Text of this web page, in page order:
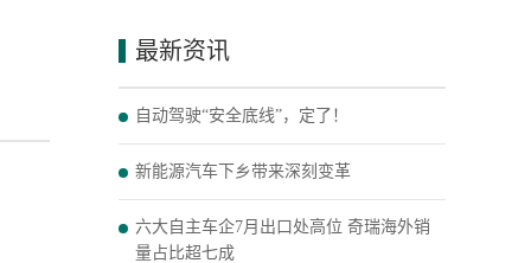
最新资讯
自动驾驶“安全底线”，定了！
新能源汽车下乡带来深刻变革
六大自主车企7月出口处高位 奇瑞海外销
量占比超七成